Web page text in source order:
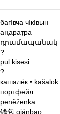
багIвча чIкIвын
аԥараҭра
դրամապանակ
?
pul kisəsi
?
кашалёк • kašalok
портфейл
peněženka
钱包 qiánbāo